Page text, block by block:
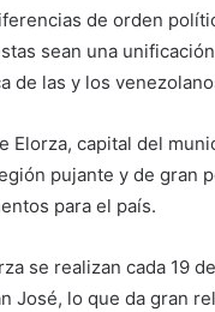
de orden
sean una
de las y los
Elorza, capital del
pujante y de gran
para el país.
se realizan cada 19
José, lo que da gran